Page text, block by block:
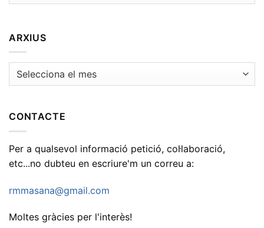
ARXIUS
Arxius
CONTACTE
Per a qualsevol informació petició, col·laboració,
etc...no dubteu en escriure'm un correu a:
rmmasana@gmail.com
Moltes gràcies per l'interès!